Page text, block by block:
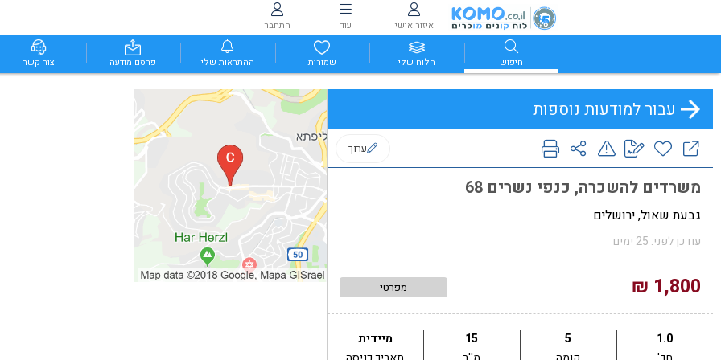
איזור אישי עוד התחבר
חיפוש הלוח שלי שמורות ההתראות שלי פרסם מודעה צור קשר
עבור למודעות נוספות
ערוך
משרדים להשכרה, כנפי נשרים 68
גבעת שאול, ירושלים
עודכן לפני: 25 ימים
1,800 ₪ מפרטי
1.0
5
15
מיידית